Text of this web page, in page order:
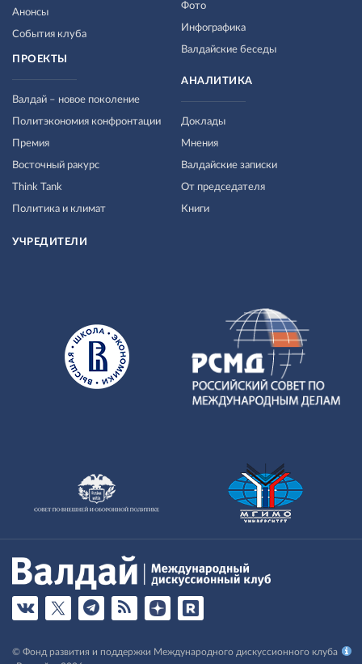
Фото
Инфографика
Валдайские беседы
Анонсы
События клуба
ПРОЕКТЫ
Валдай – новое поколение
Политэкономия конфронтации
Премия
Восточный ракурс
Think Tank
Политика и климат
АНАЛИТИКА
Доклады
Мнения
Валдайские записки
От председателя
Книги
УЧРЕДИТЕЛИ
© Фонд развития и поддержки Международного дискуссионного клуба